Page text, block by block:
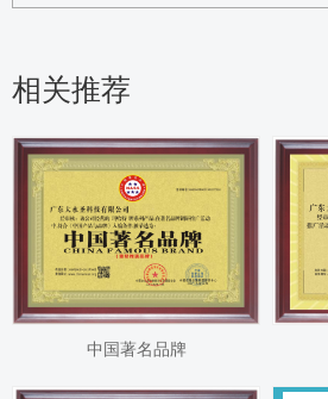
相关推荐
中国著名品牌